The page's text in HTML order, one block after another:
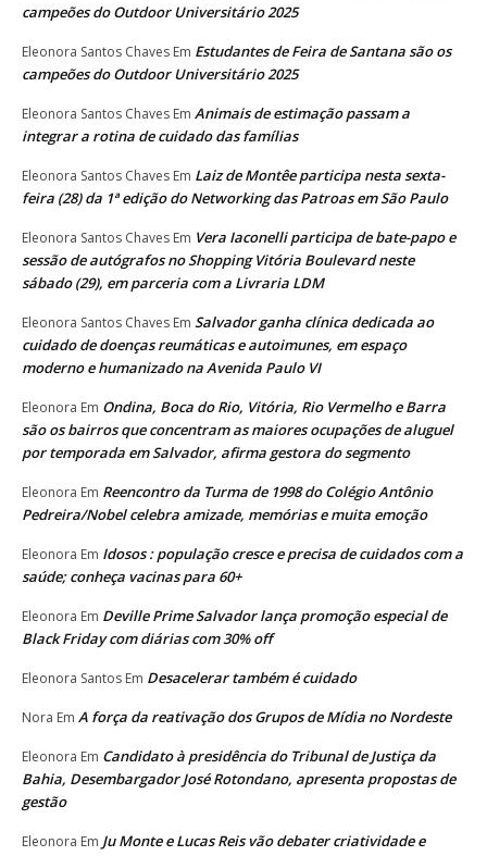
campeões do Outdoor Universitário 2025
Eleonora Santos Chaves Em Estudantes de Feira de Santana são os
campeões do Outdoor Universitário 2025
Eleonora Santos Chaves Em Animais de estimação passam a
integrar a rotina de cuidado das famílias
Eleonora Santos Chaves Em Laiz de Montêe participa nesta sexta-
feira (28) da 1ª edição do Networking das Patroas em São Paulo
Eleonora Santos Chaves Em Vera Iaconelli participa de bate-papo e
sessão de autógrafos no Shopping Vitória Boulevard neste
sábado (29), em parceria com a Livraria LDM
Eleonora Santos Chaves Em Salvador ganha clínica dedicada ao
cuidado de doenças reumáticas e autoimunes, em espaço
moderno e humanizado na Avenida Paulo VI
Eleonora Em Ondina, Boca do Rio, Vitória, Rio Vermelho e Barra
são os bairros que concentram as maiores ocupações de aluguel
por temporada em Salvador, afirma gestora do segmento
Eleonora Em Reencontro da Turma de 1998 do Colégio Antônio
Pedreira/Nobel celebra amizade, memórias e muita emoção
Eleonora Em Idosos : população cresce e precisa de cuidados com a
saúde; conheça vacinas para 60+
Eleonora Em Deville Prime Salvador lança promoção especial de
Black Friday com diárias com 30% off
Eleonora Santos Em Desacelerar também é cuidado
Nora Em A força da reativação dos Grupos de Mídia no Nordeste
Eleonora Em Candidato à presidência do Tribunal de Justiça da
Bahia, Desembargador José Rotondano, apresenta propostas de
gestão
Eleonora Em Ju Monte e Lucas Reis vão debater criatividade e